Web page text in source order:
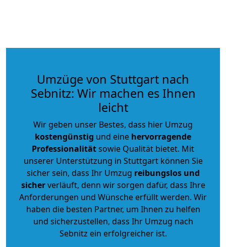
Umzüge von Stuttgart nach
Sebnitz: Wir machen es Ihnen
leicht
Wir geben unser Bestes, dass hier Umzug
kostengünstig und eine hervorragende
Professionalitätsowie Qualität bietet. Mit
unserer Unterstützung in Stuttgart können Sie
sicher sein, dass Ihr Umzug reibungslos und
sicherverläuft, denn wir sorgen dafür, dass Ihre
Anforderungen und Wünsche erfüllt werden. Wir
haben die besten Partner, um Ihnen zu helfen
und sicherzustellen, dass Ihr Umzug nach
Sebnitz ein erfolgreicher ist.